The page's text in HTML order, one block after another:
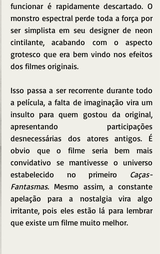
funcionar é rapidamente descartado. O
monstro espectral perde toda a força por
ser simplista em seu designer de neon
cintilante, acabando com o aspecto
grotesco que era bem vindo nos efeitos
dos filmes originais.
Isso passa a ser recorrente durante todo
a película, a falta de imaginação vira um
insulto para quem gostou da original,
apresentando participações
desnecessárias dos atores antigos. É
obvio que o filme seria bem mais
convidativo se mantivesse o universo
estabelecido no primeiro Caças-
Fantasmas. Mesmo assim, a constante
apelação para a nostalgia vira algo
irritante, pois eles estão lá para lembrar
que existe um filme muito melhor.